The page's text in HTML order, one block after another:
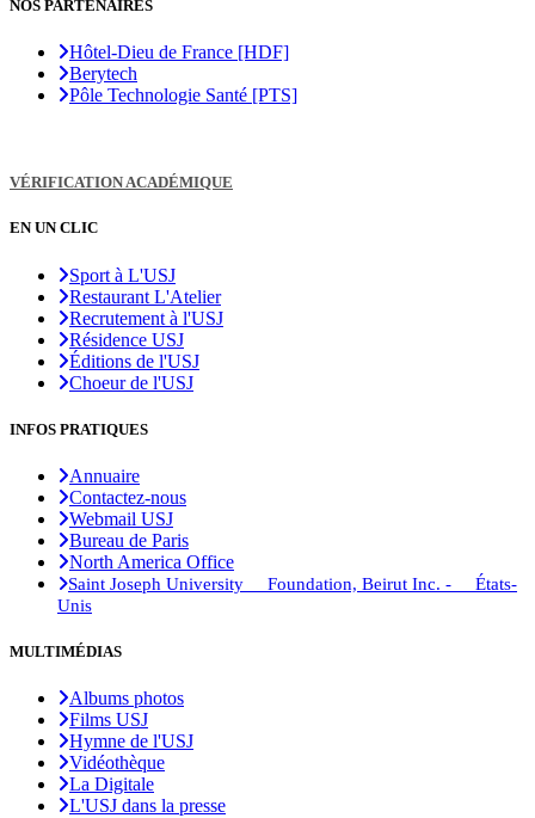
NOS PARTENAIRES
Hôtel-Dieu de France [HDF]
Berytech
Pôle Technologie Santé [PTS]
VÉRIFICATION ACADÉMIQUE
EN UN CLIC
Sport à L'USJ
Restaurant L'Atelier
Recrutement à l'USJ
Résidence USJ
Éditions de l'USJ
Choeur de l'USJ
INFOS PRATIQUES
Annuaire
Contactez-nous
Webmail USJ
Bureau de Paris
North America Office
Saint Joseph University Foundation, Beirut Inc. - États-
Unis
MULTIMÉDIAS
Albums photos
Films USJ
Hymne de l'USJ
Vidéothèque
La Digitale
L'USJ dans la presse